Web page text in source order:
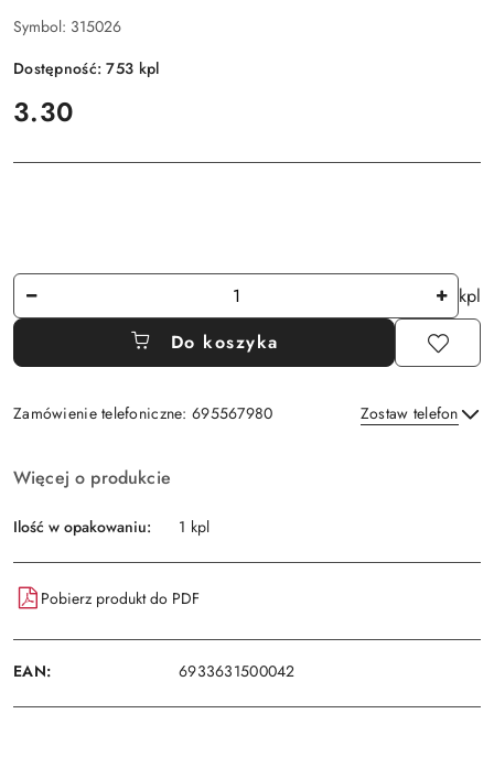
Symbol: 315026
Dostępność:753 kpl
cena:
3.30
Ilość
kpl
Do koszyka
Zamówienie telefoniczne: 695567980 Zostaw telefon
i
dostawa
Więcej o produkcie
Ilość w opakowaniu: 1 kpl
Pobierz produkt do PDF
EAN: 6933631500042